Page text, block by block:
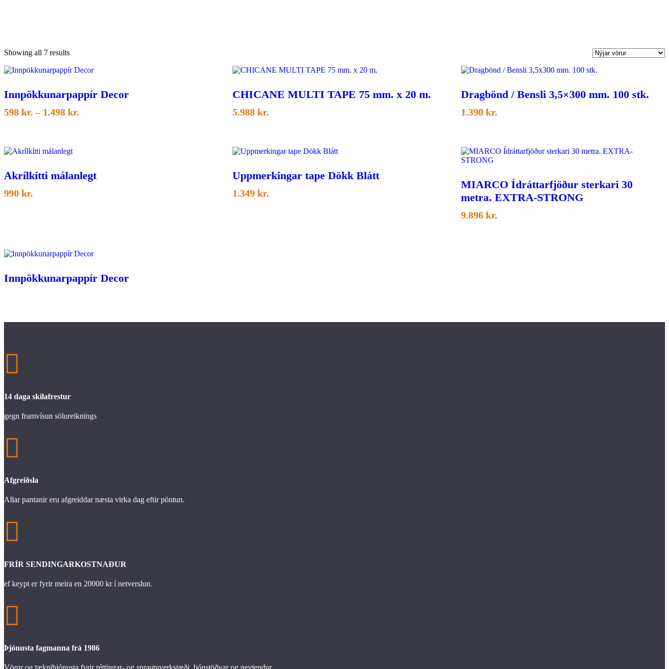
Showing all 7 resultsSorted
latest
Innpökkunarpappír Decor
598 kr. – 1.498 kr.
CHICANE MULTI TAPE 75 mm. x 20 m.
5.988 kr.
Dragbönd / Bensli 3,5×300 mm. 100 stk.
1.390 kr.
Akrílkítti málanlegt
990 kr.
Uppmerkingar tape Dökk Blátt
1.349 kr.
MIARCO Ídráttarfjöður sterkari 30
metra. EXTRA-STRONG
9.896 kr.
Innpökkunarpappír Decor

14 daga skilafrestur
gegn framvísun sölureiknings

Afgreiðsla
Allar pantanir eru afgreiddar næsta virka dag eftir pöntun.

FRÍR SENDINGARKOSTNAÐUR
ef keypt er fyrir meira en 20000 kr í netverslun.

Þjónusta fagmanna frá 1986